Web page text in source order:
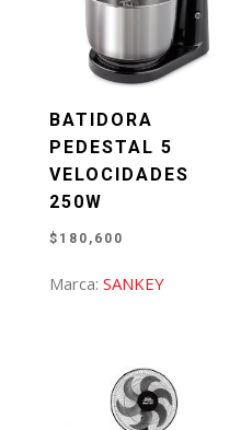
BATIDORA
PEDESTAL 5
VELOCIDADES
250W
$ 180,600
Marca: SANKEY